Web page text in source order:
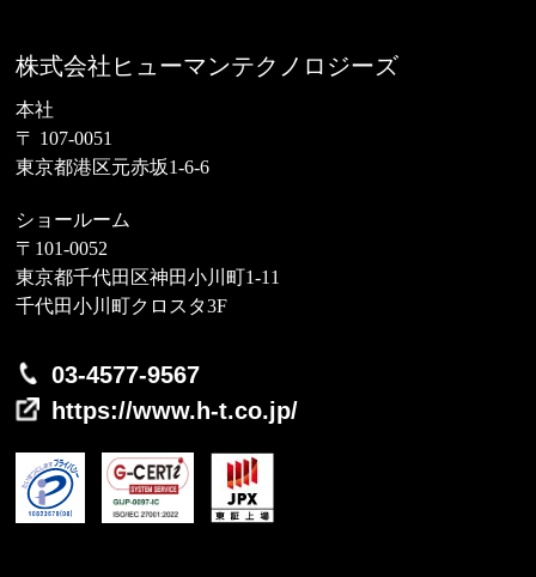
株式会社ヒューマンテクノロジーズ
本社
〒 107-0051
東京都港区元赤坂1-6-6
ショールーム
〒101-0052
東京都千代田区神田小川町1-11
千代田小川町クロスタ3F
03-4577-9567
https://www.h-t.co.jp/